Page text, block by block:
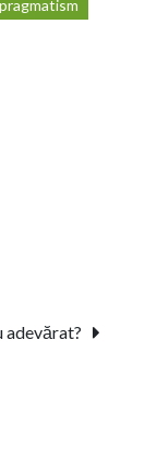
pragmatism
adevărat?